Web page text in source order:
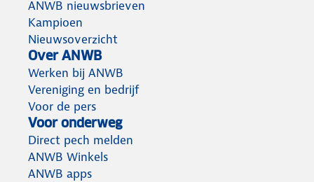
ANWB nieuwsbrieven
Kampioen
Nieuwsoverzicht
Over ANWB
Werken bij ANWB
Vereniging en bedrijf
Voor de pers
Voor onderweg
Direct pech melden
ANWB Winkels
ANWB apps